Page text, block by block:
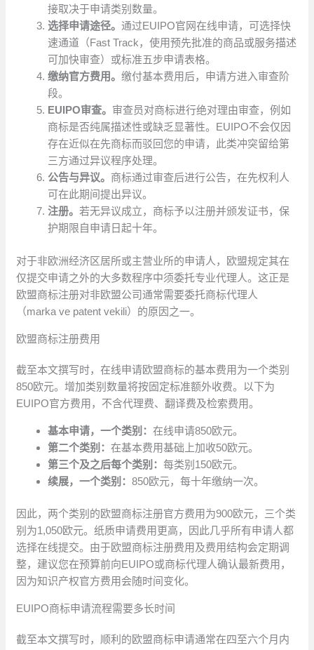
接取决于申请类别数量。
选择申请途径。通过EUIPO官网在线申请，可选择快
速通道（Fast Track，使用预先批准的商品或服务描述
可加快审查）或标准五步申请表格。
缴纳官方费用。缴付基本费用后，申请方进入审查阶
段。
EUIPO审查。 审查员对商标进行绝对理由审查，例如
商标是否纯属描述性或缺乏显著性。EUIPO不会仅因
存在近似在先商标而驳回您的申请，此类冲突留给第
三方通过异议程序处理。
公告与异议。 商标通过审查后进行公告，在先权利人
可在此期间提出异议。
注册。若无异议成立，商标予以注册并颁发证书，保
护期限自申请日起十年。
对于非欧洲经济区居所或主营业所的申请人，欧盟规定其在
仅提交申请之外的大多数程序中须委托专业代理人。这正是
欧盟商标注册对非欧盟公司通常需要委托商标代理人
（marka ve patent vekili）的原因之一。
欧盟商标注册费用
截至本文撰写时，在线申请欧盟商标的基本费用为一个类别
850欧元。增加类别数量将按固定标准额外收费。以下为
EUIPO官方费用，不含代理费、翻译费及检索费用。
基本申请，一个类别：在线申请850欧元。
第二个类别：在基本费用基础上加收50欧元。
第三个及之后每个类别：每类别150欧元。
续展，一个类别：850欧元，每十年缴纳一次。
因此，两个类别的欧盟商标注册官方费用为900欧元，三个类
别为1,050欧元。纸质申请费用更高，因此几乎所有申请人都
选择在线提交。由于欧盟商标注册费用及费用结构会定期调
整，建议您在预算前向EUIPO或商标代理人确认最新费用，
因为知识产权官方费用会随时间变化。
EUIPO商标申请流程需要多长时间
截至本文撰写时，顺利的欧盟商标申请通常在四至六个月内